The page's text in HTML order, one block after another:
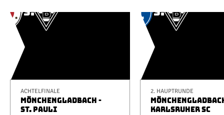
ACHTELFINALE
MÖNCHENGLADBACH -
ST. PAULI
2. HAUPTRUNDE
KARLSRUHER SC